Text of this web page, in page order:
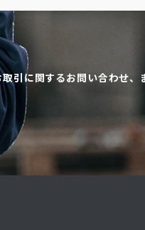
引に関するお問い合わせ、